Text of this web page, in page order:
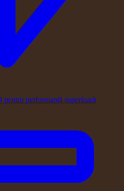
pentru performanță superioară